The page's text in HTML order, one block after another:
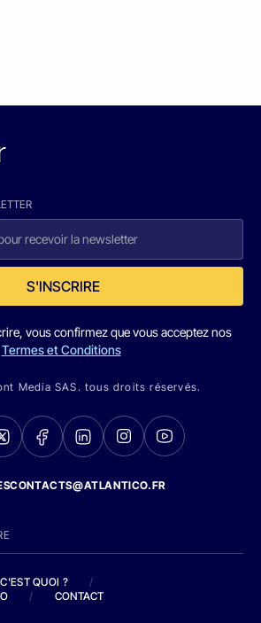
S'INSCRIRE
vous confirmez que vous acceptez nos
Termes et Conditions
Media SAS. tous droits réservés.
QUOI ?
/
/ CONTACT